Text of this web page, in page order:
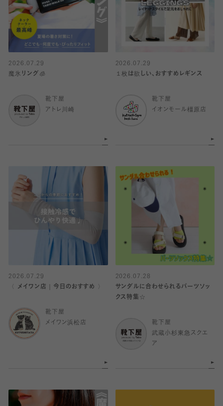
2026.07.29
魔氷リング🧊
靴下屋
アトレ川崎
2026.07.29
１枚は欲しい、おすすめレギンス
靴下屋
イオンモール橿原店
2026.07.29
〈 メイワン店｜今日のおすすめ 〉
靴下屋
メイワン浜松店
2026.07.28
サンダルに合わせられるパーツソッ
クス特集☆
靴下屋
武蔵小杉東急スクエ
ア